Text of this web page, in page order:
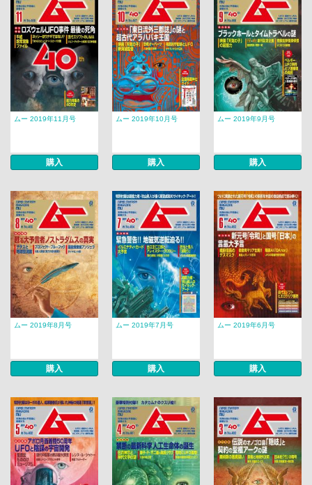
ムー 2019年11月号
購入
ムー 2019年10月号
購入
ムー 2019年9月号
購入
ムー 2019年8月号
購入
ムー 2019年7月号
購入
ムー 2019年6月号
購入